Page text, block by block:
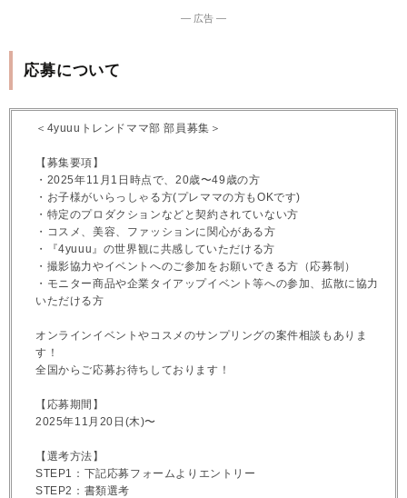
― 広告 ―
応募について
＜4yuuuトレンドママ部 部員募集＞
【募集要項】
・2025年11月1日時点で、20歳〜49歳の方
・お子様がいらっしゃる方(プレママの方もOKです)
・特定のプロダクションなどと契約されていない方
・コスメ、美容、ファッションに関心がある方
・『4yuuu』の世界観に共感していただける方
・撮影協力やイベントへのご参加をお願いできる方（応募制）
・モニター商品や企業タイアップイベント等への参加、拡散に協力
いただける方
オンラインイベントやコスメのサンプリングの案件相談もありま
す！
全国からご応募お待ちしております！
【応募期間】
2025年11月20日(木)〜
【選考方法】
STEP1：下記応募フォームよりエントリー
STEP2：書類選考